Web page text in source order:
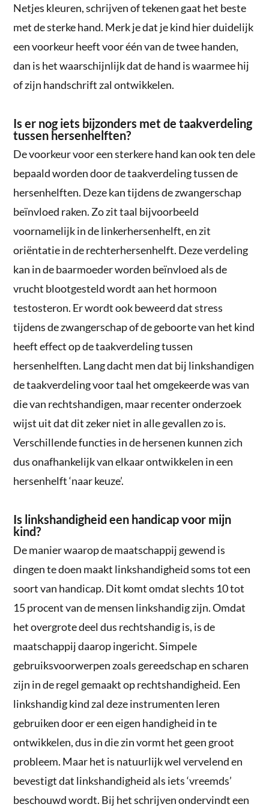
Netjes kleuren, schrijven of tekenen gaat het beste
met de sterke hand. Merk je dat je kind hier duidelijk
een voorkeur heeft voor één van de twee handen,
dan is het waarschijnlijk dat de hand is waarmee hij
of zijn handschrift zal ontwikkelen.
Is er nog iets bijzonders met de taakverdeling
tussen hersenhelften?
De voorkeur voor een sterkere hand kan ook ten dele
bepaald worden door de taakverdeling tussen de
hersenhelften. Deze kan tijdens de zwangerschap
beïnvloed raken. Zo zit taal bijvoorbeeld
voornamelijk in de linkerhersenhelft, en zit
oriëntatie in de rechterhersenhelft. Deze verdeling
kan in de baarmoeder worden beïnvloed als de
vrucht blootgesteld wordt aan het hormoon
testosteron. Er wordt ook beweerd dat stress
tijdens de zwangerschap of de geboorte van het kind
heeft effect op de taakverdeling tussen
hersenhelften. Lang dacht men dat bij linkshandigen
de taakverdeling voor taal het omgekeerde was van
die van rechtshandigen, maar recenter onderzoek
wijst uit dat dit zeker niet in alle gevallen zo is.
Verschillende functies in de hersenen kunnen zich
dus onafhankelijk van elkaar ontwikkelen in een
hersenhelft ‘naar keuze’.
Is linkshandigheid een handicap voor mijn
kind?
De manier waarop de maatschappij gewend is
dingen te doen maakt linkshandigheid soms tot een
soort van handicap. Dit komt omdat slechts 10 tot
15 procent van de mensen linkshandig zijn. Omdat
het overgrote deel dus rechtshandig is, is de
maatschappij daarop ingericht. Simpele
gebruiksvoorwerpen zoals gereedschap en scharen
zijn in de regel gemaakt op rechtshandigheid. Een
linkshandig kind zal deze instrumenten leren
gebruiken door er een eigen handigheid in te
ontwikkelen, dus in die zin vormt het geen groot
probleem. Maar het is natuurlijk wel vervelend en
bevestigt dat linkshandigheid als iets ‘vreemds’
beschouwd wordt. Bij het schrijven ondervindt een